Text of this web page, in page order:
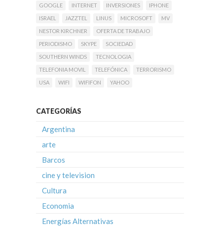
GOOGLE
INTERNET INVERSIONES
IPHONE
ISRAEL
JAZZTEL LINUS MICROSOFT
MV
NESTOR KIRCHNER
OFERTA DE TRABAJO
PERIODISMO
SKYPE
SOCIEDAD
SOUTHERN WINDS
TECNOLOGIA
TELEFONIA MOVIL
TELEFÓNICA
TERRORISMO
USA
WIFI WIFIFON YAHOO
CATEGORÍAS
Argentina
arte
Barcos
cine y television
Cultura
Economia
Energías Alternativas